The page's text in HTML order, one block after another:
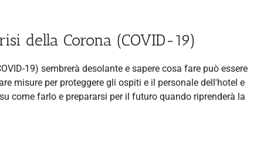
della Corona (COVID-19)
19) sembrerà desolante e sapere cosa fare può essere
misure per proteggere gli ospiti e il personale dell'hotel e
come farlo e prepararsi per il futuro quando riprenderà la